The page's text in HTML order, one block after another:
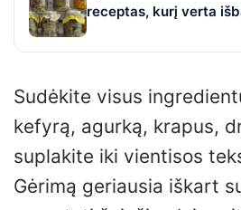
receptas, kurį verta
Sudėkite visus
kefyrą, agurką, krapus,
suplakite iki vientisos
Gėrimą geriausia iškart